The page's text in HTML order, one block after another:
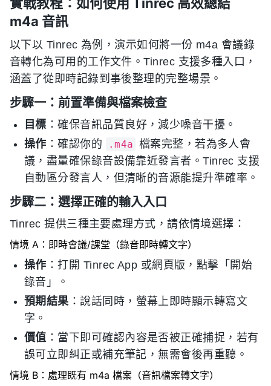
m4a 音訊
以下以 Tinrec 為例，演示如何將一份 m4a 會議錄
音轉化為可用的工作文件。Tinrec 支援多種入口，
涵蓋了從即時記錄到事後整理的完整場景。
步驟一：前置準備與檔案檢查
目標 ：確保音訊品質良好，減少噪音干擾。
操作 ：確認你的 .m4a 檔案完整，若為多人會
議，盡量確保錄音設備靠近發言者。Tinrec 支援
自動區分發言人，但清晰的音源能提升準確率。
步驟二：選擇正確的輸入入口
Tinrec 提供三種主要處理方式，請依情境選擇：
情境 A：即時會議/課堂（錄音即時轉文字）
操作 ：打開 Tinrec App 或網頁版，點擊「開始
錄音」。
預期結果：說話同時，螢幕上即時顯示轉寫文
字。
價值 ：當下即可確認內容是否被正確捕捉，若有
誤可立即糾正或補充筆記，無需會後再重聽。
情境 B：處理既有 m4a 檔案（音訊檔案轉文字）